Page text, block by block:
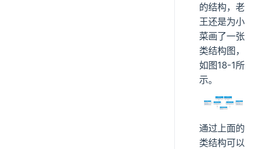
的结构，老
王还是为小
菜画了一张
类结构图，
如图18-1所
示。
通过上面的
类结构可以